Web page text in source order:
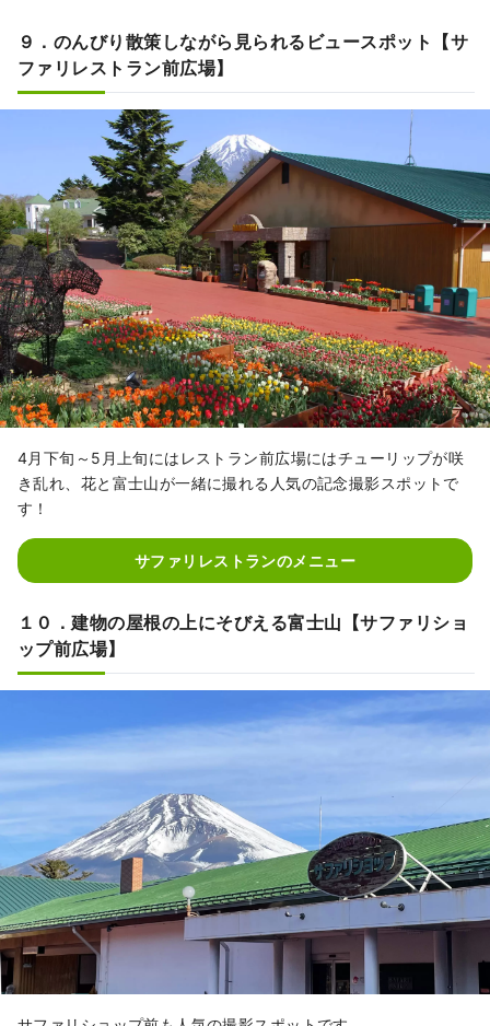
９．のんびり散策しながら見られるビュースポット【サ
ファリレストラン前広場】
4月下旬～5月上旬にはレストラン前広場にはチューリップが咲
き乱れ、花と富士山が一緒に撮れる人気の記念撮影スポットで
す！
サファリレストランのメニュー
１０．建物の屋根の上にそびえる富士山【サファリショ
ップ前広場】